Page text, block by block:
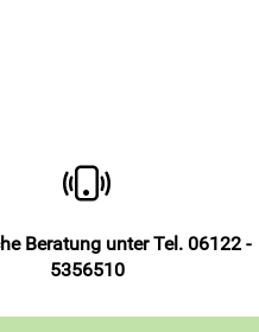
Beratung unter Tel. 06122 -
5356510